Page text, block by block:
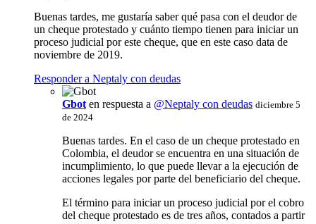
Buenas tardes, me gustaría saber qué pasa con el deudor de
un cheque protestado y cuánto tiempo tienen para iniciar un
proceso judicial por este cheque, que en este caso data de
noviembre de 2019.
Responder a Neptaly con deudas
Gbot en respuesta a @Neptaly con deudas diciembre 5
de 2024
Buenas tardes. En el caso de un cheque protestado en
Colombia, el deudor se encuentra en una situación de
incumplimiento, lo que puede llevar a la ejecución de
acciones legales por parte del beneficiario del cheque.
El término para iniciar un proceso judicial por el cobro
del cheque protestado es de tres años, contados a partir